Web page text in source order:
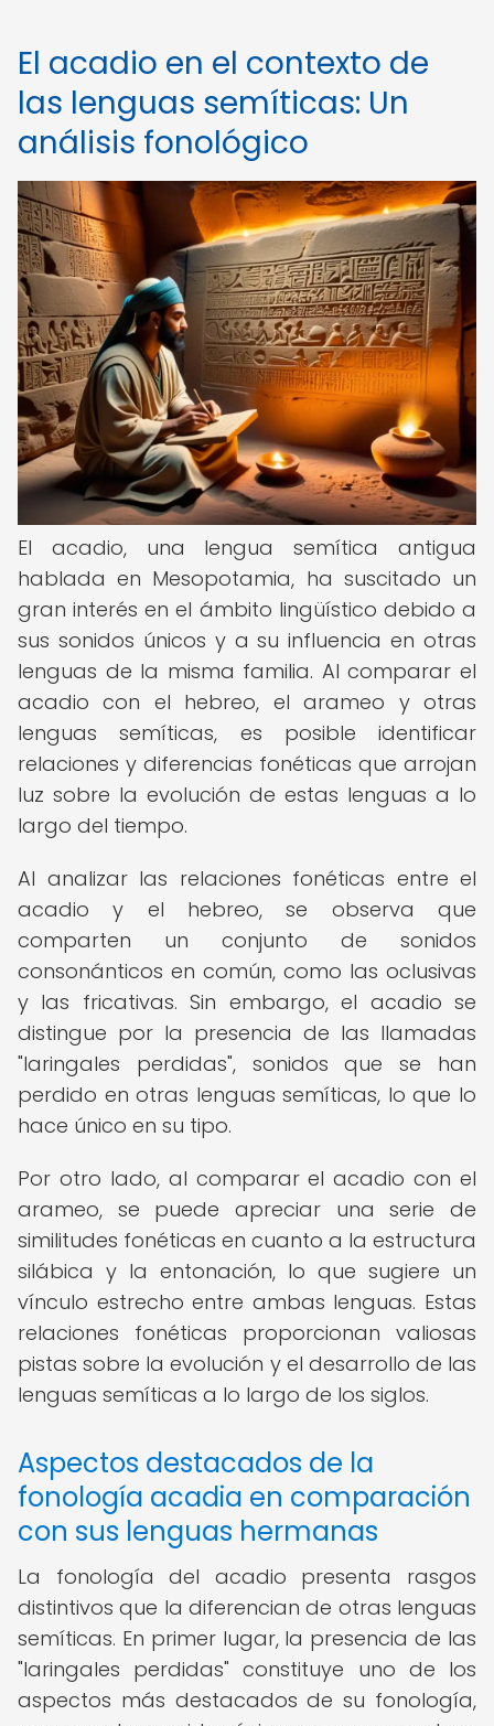
El acadio en el contexto de
las lenguas semíticas: Un
análisis fonológico
El acadio, una lengua semítica antigua
hablada en Mesopotamia, ha suscitado un
gran interés en el ámbito lingüístico debido a
sus sonidos únicos y a su influencia en otras
lenguas de la misma familia. Al comparar el
acadio con el hebreo, el arameo y otras
lenguas semíticas, es posible identificar
relaciones y diferencias fonéticas que arrojan
luz sobre la evolución de estas lenguas a lo
largo del tiempo.
Al analizar las relaciones fonéticas entre el
acadio y el hebreo, se observa que
comparten un conjunto de sonidos
consonánticos en común, como las oclusivas
y las fricativas. Sin embargo, el acadio se
distingue por la presencia de las llamadas
"laringales perdidas", sonidos que se han
perdido en otras lenguas semíticas, lo que lo
hace único en su tipo.
Por otro lado, al comparar el acadio con el
arameo, se puede apreciar una serie de
similitudes fonéticas en cuanto a la estructura
silábica y la entonación, lo que sugiere un
vínculo estrecho entre ambas lenguas. Estas
relaciones fonéticas proporcionan valiosas
pistas sobre la evolución y el desarrollo de las
lenguas semíticas a lo largo de los siglos.
Aspectos destacados de la
fonología acadia en comparación
con sus lenguas hermanas
La fonología del acadio presenta rasgos
distintivos que la diferencian de otras lenguas
semíticas. En primer lugar, la presencia de las
"laringales perdidas" constituye uno de los
aspectos más destacados de su fonología,